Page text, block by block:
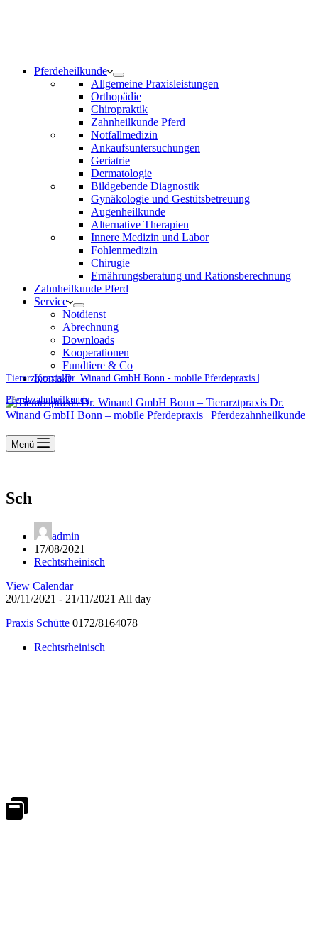
Pferdeheilkunde
Allgemeine Praxisleistungen
Orthopädie
Chiropraktik
Zahnheilkunde Pferd
Notfallmedizin
Ankaufsuntersuchungen
Geriatrie
Dermatologie
Bildgebende Diagnostik
Gynäkologie und Gestütsbetreuung
Augenheilkunde
Alternative Therapien
Innere Medizin und Labor
Fohlenmedizin
Chirugie
Ernährungsberatung und Rationsberechnung
Zahnheilkunde Pferd
Service
Notdienst
Abrechnung
Downloads
Kooperationen
Fundtiere & Co
Kontakt
Tierarztpraxis Dr. Winand GmbH Bonn - mobile Pferdepraxis |
Pferdezahnheilkunde
Menü
Sch
admin
17/08/2021
Rechtsrheinisch
View Calendar
20/11/2021 - 21/11/2021 All day
Praxis Schütte 0172/8164078
Rechtsrheinisch